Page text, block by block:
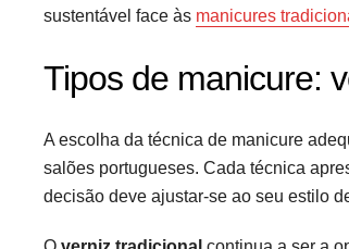
sustentável face às manicures
Tipos de manicure:
A escolha da técnica de manicure
salões portugueses. Cada técnica
decisão deve ajustar-se ao seu estilo